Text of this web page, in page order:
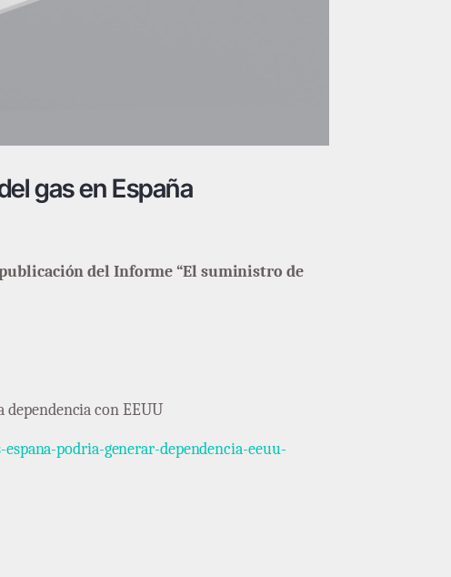
gas en España
del Informe “El suministro de
dependencia con EEUU
podria-generar-dependencia-eeuu-